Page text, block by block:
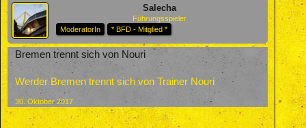
Salecha
Führungsspieler
ModeratorIn
* BFD - Mitglied *
Bremen trennt sich von Nouri
Werder Bremen trennt sich von Trainer Nouri
30. Oktober 2017